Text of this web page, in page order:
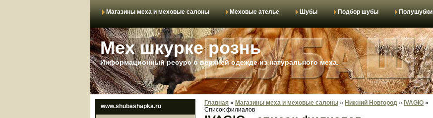
Магазины меха и меховые салоны Меховые ателье Шубы Подбор шубы Полушубки
Мех шкурке рознь
Информационный ресурс о верхней одежде из натурального меха.
www.shubashapka.ru Главная » Магазины меха и меховые салоны » Нижний Новгород » IVAGIO »
Cписок филиалов